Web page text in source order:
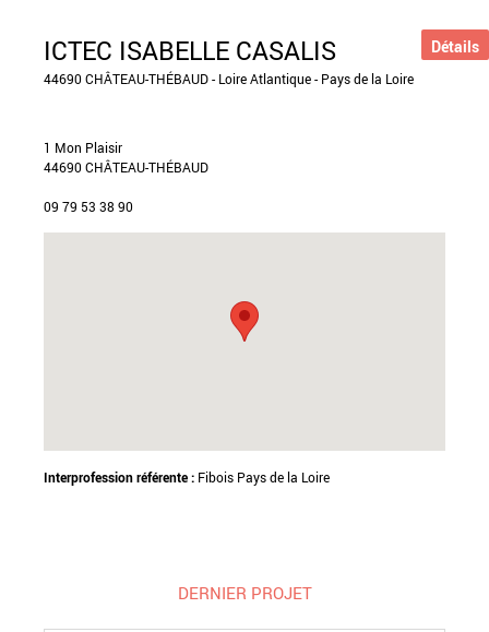
ICTEC ISABELLE CASALIS
44690 CHÂTEAU-THÉBAUD - Loire Atlantique - Pays de la Loire
1 Mon Plaisir
44690 CHÂTEAU-THÉBAUD
09 79 53 38 90
Interprofession référente : Fibois Pays de la Loire
DERNIER PROJET
Détails